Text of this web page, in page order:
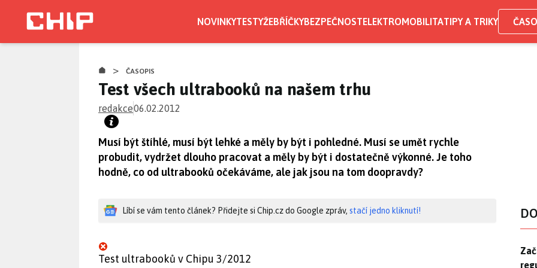
NOVINKYTESTYŽEBŘÍČKYBEZPEČNOSTELEKTROMOBILITATIPY A TRIKY
> ČASOPIS
Test všech ultrabooků na našem trhu
redakce06.02.2012
Musí být štíhlé, musí být lehké a měly by být i pohledné. Musí se umět rychle
probudit, vydržet dlouho pracovat a měly by být i dostatečně výkonné. Je toho
hodně, co od ultrabooků očekáváme, ale jak jsou na tom doopravdy?
Líbí se vám tento článek? Přidejte si Chip.cz do Google zpráv, stačí jedno kliknutí!
Test ultrabooků v Chipu 3/2012